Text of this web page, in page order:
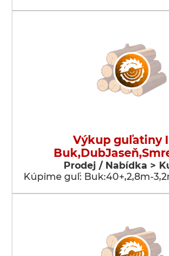
Výkup guľatiny
Prodej / Nabídka >
Kúpime guľ: Buk:40+,2,8m-